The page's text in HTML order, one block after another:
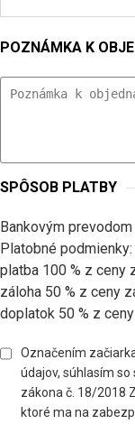
POZNÁMKA K
SPÔSOB PLATBY
Bankovým prevodom
Platobné podmienky:
platba 100 % z ceny
záloha 50 % z ceny
doplatok 50 % z
Označením
údajov, súhlasím
zákona č. 18/2018
ktoré ma na